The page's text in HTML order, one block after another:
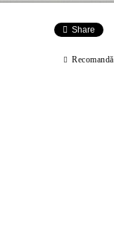
Share
Recomandă